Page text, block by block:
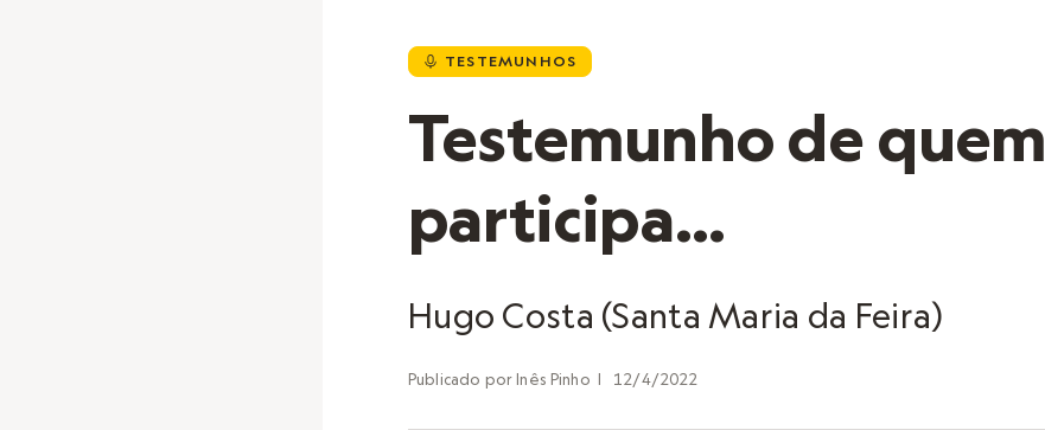
d TESTEMUNHOS
Testemunho de quem
participa...
Hugo Costa (Santa Maria da Feira)
Publicado por Inês Pinho | 12/4/2022